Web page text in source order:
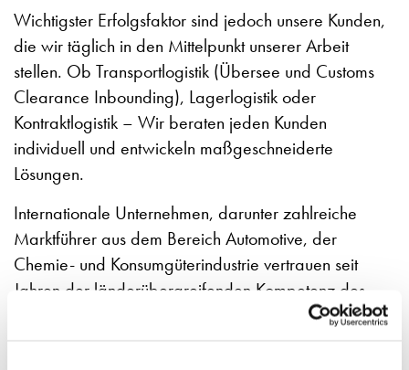
Wichtigster Erfolgsfaktor sind jedoch unsere Kunden,
die wir täglich in den Mittelpunkt unserer Arbeit
stellen. Ob Transportlogistik (Übersee und Customs
Clearance Inbounding), Lagerlogistik oder
Kontraktlogistik – Wir beraten jeden Kunden
individuell und entwickeln maßgeschneiderte
Lösungen.
Internationale Unternehmen, darunter zahlreiche
Marktführer aus dem Bereich Automotive, der
Chemie- und Konsumgüterindustrie vertrauen seit
Jahren der länderübergreifenden Kompetenz des